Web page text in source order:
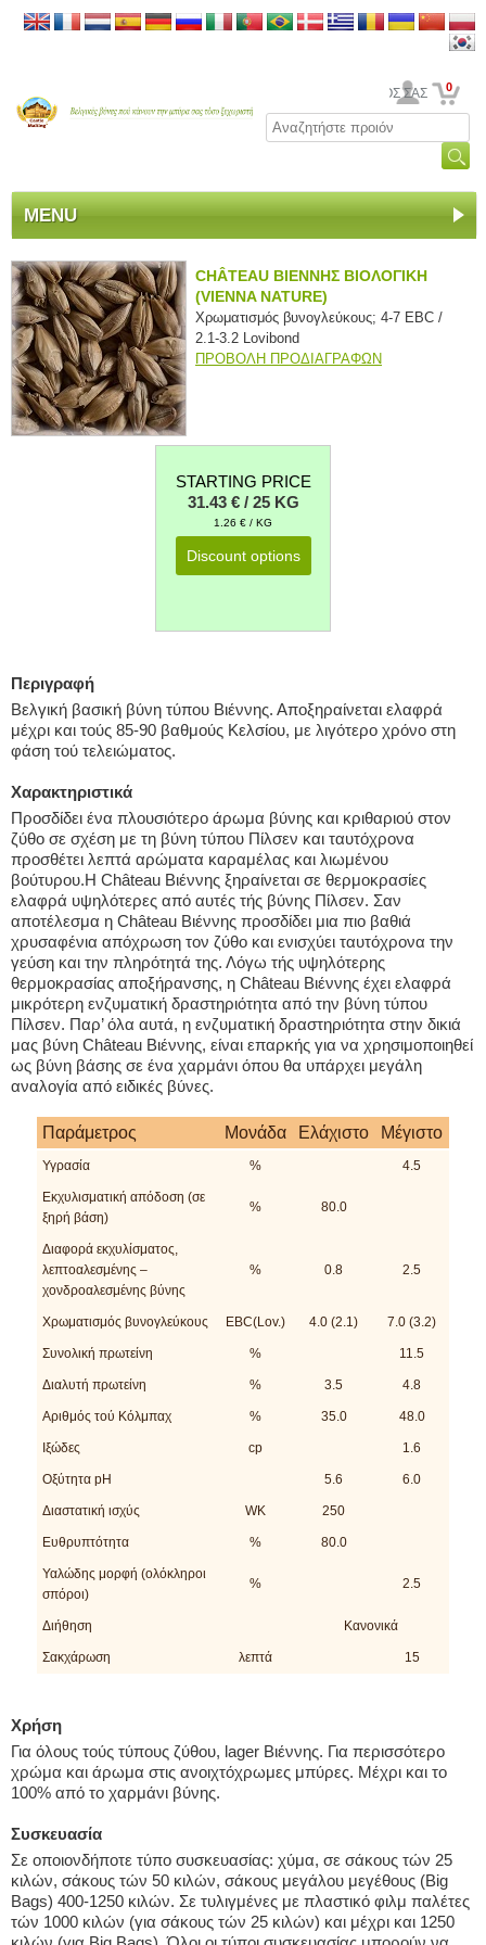
Ο ΛΟΓΑΡΙΑΣΜΟΣ ΣΑΣ 0
MENU
CHÂTEAU ΒΙΕΝΝΗΣ ΒΙΟΛΟΓΙΚΗ
(VIENNA NATURE)
Χρωματισμός βυνογλεύκους; 4-7 EBC /
2.1-3.2 Lovibond
ΠΡΟΒΟΛΗ ΠΡΟΔΙΑΓΡΑΦΩΝ
STARTING PRICE
31.43 € / 25 KG
1.26 € / KG
Discount options
Περιγραφή
Βελγική βασική βύνη τύπου Βιέννης. Αποξηραίνεται ελαφρά
μέχρι και τούς 85-90 βαθμούς Κελσίου, με λιγότερο χρόνο στη
φάση τού τελειώματος.
Χαρακτηριστικά
Προσδίδει ένα πλουσιότερο άρωμα βύνης και κριθαριού στον
ζύθο σε σχέση με τη βύνη τύπου Πίλσεν και ταυτόχρονα
προσθέτει λεπτά αρώματα καραμέλας και λιωμένου
βούτυρου.Η Château Βιέννης ξηραίνεται σε θερμοκρασίες
ελαφρά υψηλότερες από αυτές τής βύνης Πίλσεν. Σαν
αποτέλεσμα η Château Βιέννης προσδίδει μια πιο βαθιά
χρυσαφένια απόχρωση τον ζύθο και ενισχύει ταυτόχρονα την
γεύση και την πληρότητά της. Λόγω τής υψηλότερης
θερμοκρασίας αποξήρανσης, η Château Βιέννης έχει ελαφρά
μικρότερη ενζυματική δραστηριότητα από την βύνη τύπου
Πίλσεν. Παρ’ όλα αυτά, η ενζυματική δραστηριότητα στην δικιά
μας βύνη Château Βιέννης, είναι επαρκής για να χρησιμοποιηθεί
ως βύνη βάσης σε ένα χαρμάνι όπου θα υπάρχει μεγάλη
αναλογία από ειδικές βύνες.
Παράμετρος Μονάδα Ελάχιστο Μέγιστο
Υγρασία % 4.5
Εκχυλισματική απόδοση (σε
ξηρή βάση)
% 80.0
Διαφορά εκχυλίσματος,
λεπτοαλεσμένης –
χονδροαλεσμένης βύνης
% 0.8 2.5
Χρωματισμός βυνογλεύκους EBC(Lov.) 4.0 (2.1) 7.0 (3.2)
Συνολική πρωτείνη % 11.5
Διαλυτή πρωτείνη % 3.5 4.8
Αριθμός τού Κόλμπαχ % 35.0 48.0
Ιξώδες cp 1.6
Οξύτητα pH 5.6 6.0
Διαστατική ισχύς WK 250
Ευθρυπτότητα % 80.0
Υαλώδης μορφή (ολόκληροι
σπόροι)
% 2.5
Διήθηση Κανονικά
Σακχάρωση λεπτά 15
Χρήση
Για όλους τούς τύπους ζύθου, lager Βιέννης. Για περισσότερο
χρώμα και άρωμα στις ανοιχτόχρωμες μπύρες. Μέχρι και το
100% από το χαρμάνι βύνης.
Συσκευασία
Σε οποιονδήποτε τύπο συσκευασίας: χύμα, σε σάκους τών 25
κιλών, σάκους τών 50 κιλών, σάκους μεγάλου μεγέθους (Big
Bags) 400-1250 κιλών. Σε τυλιγμένες με πλαστικό φιλμ παλέτες
τών 1000 κιλών (για σάκους τών 25 κιλών) και μέχρι και 1250